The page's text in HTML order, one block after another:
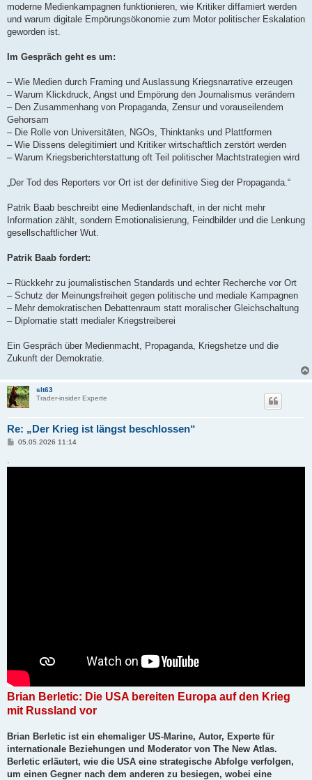
moderne Medienkampagnen funktionieren, wie Kritiker diffamiert werden
und warum digitale Empörungsökonomie zum Motor politischer Eskalation
geworden ist.
Im Gespräch geht es um:
– Wie Medien durch Framing und Auslassung Kriegsnarrative erzeugen
– Warum Klickdruck, Angst und Empörung den Journalismus verändern
– Den Zusammenhang von Propaganda, Zensur und vorauseilendem
Gehorsam
– Die Rolle von Universitäten, NGOs, Thinktanks und Plattformen
– Wie Dissens delegitimiert und Kritiker wirtschaftlich zerstört werden
– Warum Kriegsberichterstattung oft Teil politischer Machtstrategien wird
„Der Tod des Reporters vor Ort ist der definitive Sieg der Propaganda.“
Patrik Baab beschreibt eine Medienlandschaft, in der nicht mehr
Information zählt, sondern Emotionalisierung, Feindbilder und die Lenkung
gesellschaftlicher Wut.
Patrik Baab fordert:
– Rückkehr zu journalistischen Standards und echter Recherche vor Ort
– Schutz der Meinungsfreiheit gegen politische und mediale Kampagnen
– Mehr demokratischen Debattenraum statt moralischer Gleichschaltung
– Diplomatie statt medialer Kriegstreiberei
Ein Gespräch über Medienmacht, Propaganda, Kriegshetze und die
Zukunft der Demokratie.
slt63
Trader-insider Experte
Re: „Der Krieg ist längst beschlossen“
B
t
05.05.2026 11:14
.
Brian Berletic: Die USA bereiten Europa auf den Krieg
mit Russland vor
Brian Berletic ist ein ehemaliger US-Marine, Autor, Experte für
internationale Beziehungen und Moderator von The New Atlas.
Berletic erläutert, wie die USA eine strategische Abfolge verfolgen,
um einen Gegner nach dem anderen zu besiegen, wobei eine